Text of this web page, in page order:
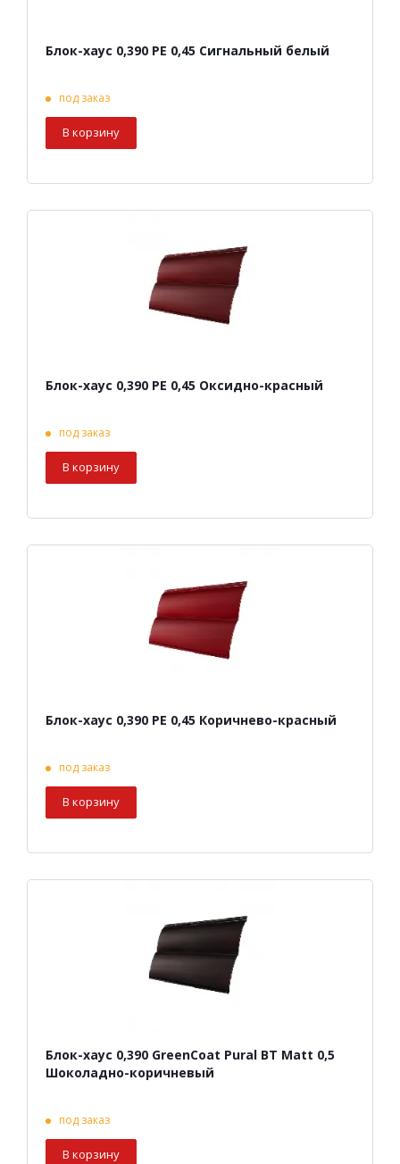
Блок-хаус 0,390 PE 0,45 Сигнальный белый
под заказ
В корзину
Блок-хаус 0,390 PE 0,45 Оксидно-красный
под заказ
В корзину
Блок-хаус 0,390 PE 0,45 Коричнево-красный
под заказ
В корзину
Блок-хаус 0,390 GreenCoat Pural BT Matt 0,5
Шоколадно-коричневый
под заказ
В корзину